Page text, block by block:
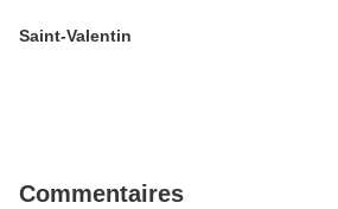
Saint-Valentin
Commentaires